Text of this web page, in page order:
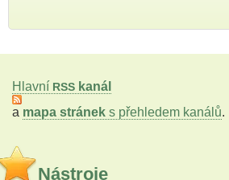
Hlavní RSS kanál
a mapa stránek s přehledem kanálů.
Nástroje